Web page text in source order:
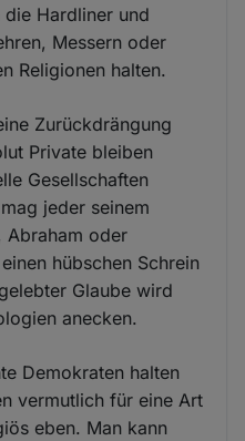
Hardliner und
Messern oder
Religionen halten.
Zurückdrängung
Private bleiben
Gesellschaften
jeder seinem
Abraham oder
hübschen Schrein
Glaube wird
anecken.
Demokraten halten
vermutlich für eine Art
eben. Man kann